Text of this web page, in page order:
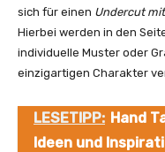
sich für einen Undercut
Hierbei werden in den
individuelle Muster oder
einzigartigen Charakter
LESETIPP: Hand
Ideen und